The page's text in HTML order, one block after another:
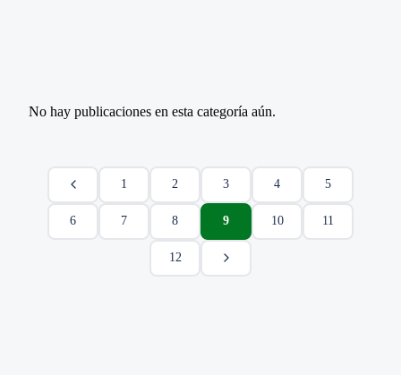
No hay publicaciones en esta categoría aún.
1 2 3 4 5
6 7 8 9 10 11
12